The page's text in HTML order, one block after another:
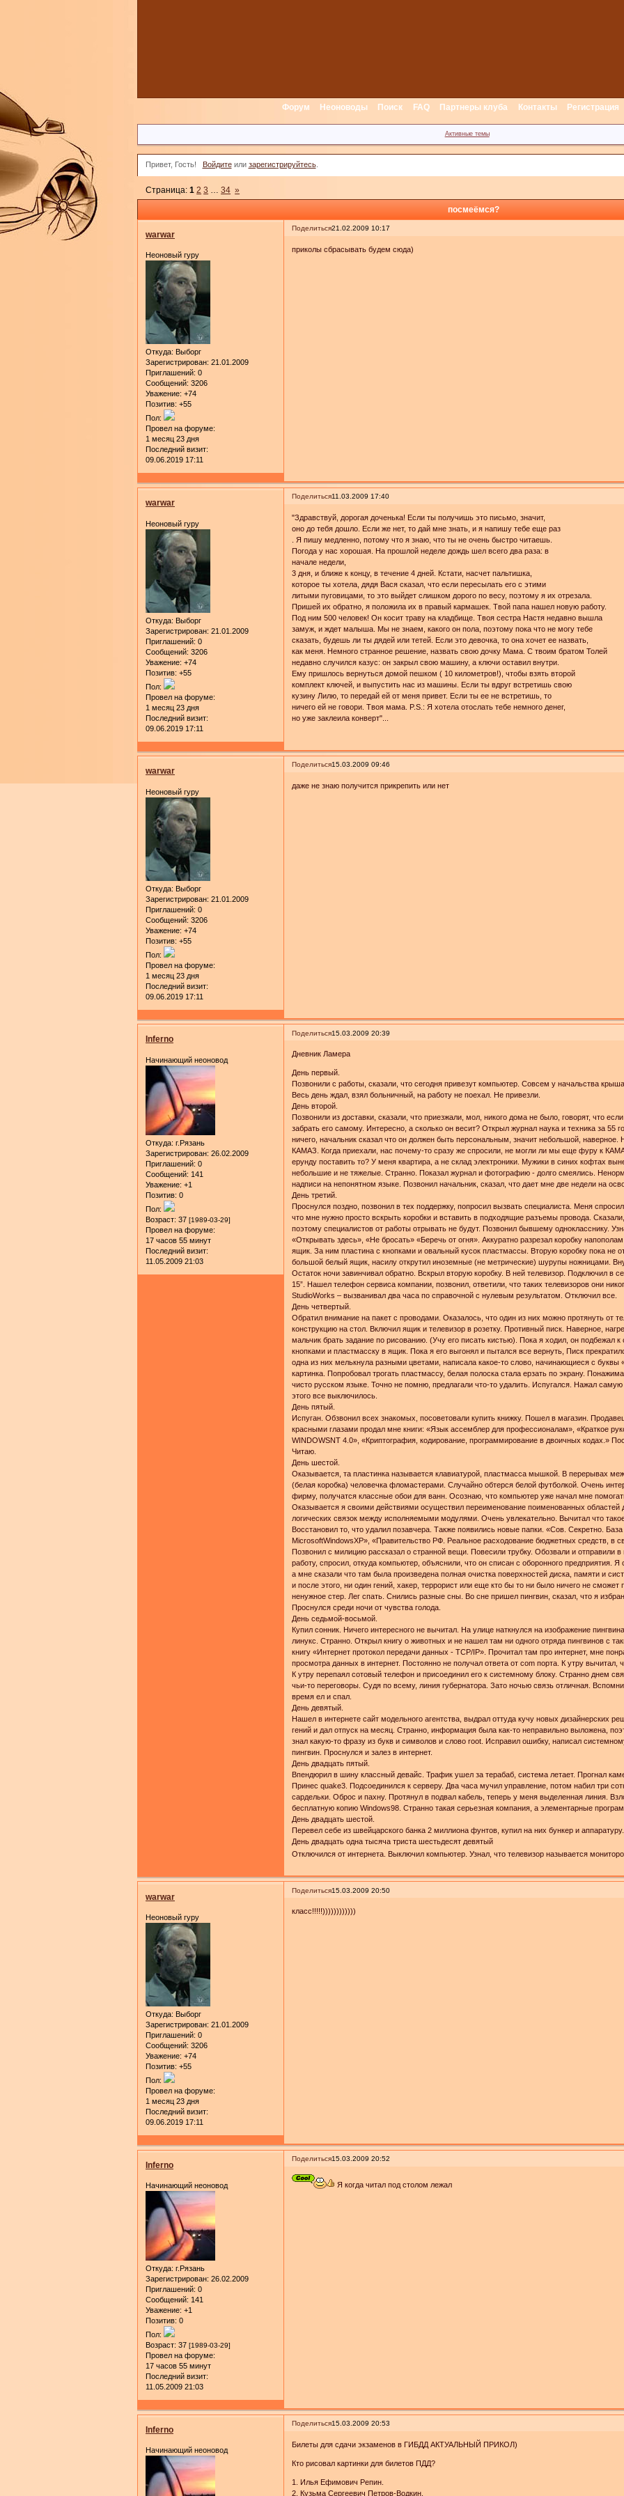
Форум Неоноводы Поиск FAQ Партнеры клуба Контакты Регистрация
Активные темы
Привет, Гость! Войдитеили зарегистрируйтесь.
посмеёмся?
Страница:1 2 3 … 34 »
Поделиться21.02.2009 10:17
warwar
Неоновый гуру
Откуда: Выборг
Зарегистрирован: 21.01.2009
Приглашений: 0
Сообщений: 3206
Уважение: +74
Позитив: +55
Пол:
Провел на форуме:
1 месяц 23 дня
Последний визит:
09.06.2019 17:11
приколы сбрасывать будем сюда)
Поделиться11.03.2009 17:40
warwar
Неоновый гуру
Откуда: Выборг
Зарегистрирован: 21.01.2009
Приглашений: 0
Сообщений: 3206
Уважение: +74
Позитив: +55
Пол:
Провел на форуме:
1 месяц 23 дня
Последний визит:
09.06.2019 17:11
"Здравствуй, дорогая доченька! Если ты получишь это письмо, значит,
оно до тебя дошло. Если же нет, то дай мне знать, и я напишу тебе ещe раз
. Я пишу медленно, потому что я знаю, что ты не очень быстро читаешь.
Погода у нас хорошая. На прошлой неделе дождь шел всего два раза: в
начале недели,
3 дня, и ближе к концу, в течение 4 дней. Кстати, насчет пальтишка,
которое ты хотела, дядя Вася сказал, что если пересылать его с этими
литыми пуговицами, то это выйдет слишком дорого по весу, поэтому я их отрезала.
Пришей их обратно, я положила их в правый кармашек. Твой папа нашeл новую работу.
Под ним 500 человек! Он косит траву на кладбище. Твоя сестра Настя недавно вышла
замуж, и ждет малыша. Мы не знаем, какого он пола, поэтому пока что не могу тебе
сказать, будешь ли ты дядей или тeтей. Если это девочка, то она хочет еe назвать,
как меня. Немного странное решение, назвать свою дочку Мама. С твоим братом Толей
недавно случился казус: он закрыл свою машину, а ключи оставил внутри.
Ему пришлось вернуться домой пешком ( 10 километров!), чтобы взять второй
комплект ключей, и выпустить нас из машины. Если ты вдруг встретишь свою
кузину Лилю, то передай ей от меня привет. Eсли ты еe не встретишь, то
ничего ей не говори. Твоя мама. P.S.: Я хотела отослать тебе немного денег,
но уже заклеила конверт"...
Поделиться15.03.2009 09:46
warwar
Неоновый гуру
Откуда: Выборг
Зарегистрирован: 21.01.2009
Приглашений: 0
Сообщений: 3206
Уважение: +74
Позитив: +55
Пол:
Провел на форуме:
1 месяц 23 дня
Последний визит:
09.06.2019 17:11
даже не знаю получится прикрепить или нет
Поделиться15.03.2009 20:39
Inferno
Начинающий неоновод
Откуда: г.Рязань
Зарегистрирован: 26.02.2009
Приглашений: 0
Сообщений: 141
Уважение: +1
Позитив: 0
Пол:
Возраст: 37 [1989-03-29]
Провел на форуме:
17 часов 55 минут
Последний визит:
11.05.2009 21:03
Дневник Ламера
День первый.
Позвонили с работы, сказали, что сегодня привезут компьютер. Совсем у начальства
Весь день ждал, взял больничный, на работу не поехал. Не привезли.
День второй.
Позвонили из доставки, сказали, что приезжали, мол, никого дома не было, говорят, что
забрать его самому. Интересно, а сколько он весит? Открыл журнал наука и техника за
ничего, начальник сказал что он должен быть персональным, значит небольшой, наверное.
КАМАЗ. Когда приехали, нас почему-то сразу же спросили, не могли ли мы еще фуру к
ерунду поставить то? У меня квартира, а не склад электроники. Мужики в синих кофтах
небольшие и не тяжелые. Странно. Показал журнал и фотографию - долго смеялись.
надписи на непонятном языке. Позвонил начальник, сказал, что дает мне две недели на
День третий.
Проснулся поздно, позвонил в тех поддержку, попросил вызвать специалиста. Меня
что мне нужно просто вскрыть коробки и вставить в подходящие разъемы провода.
поэтому специалистов от работы отрывать не будут. Позвонил бывшему однокласснику.
«Открывать здесь», «Не бросать» «Беречь от огня». Аккуратно разрезал коробку
ящик. За ним пластина с кнопками и овальный кусок пластмассы. Вторую коробку пока не
большой белый ящик, насилу открутил иноземные (не метрические) шурупы ножницами.
Остаток ночи завинчивал обратно. Вскрыл вторую коробку. В ней телевизор. Подключил в
15”. Нашел телефон сервиса компании, позвонил, ответили, что таких телевизоров они
StudioWorks – вызванивал два часа по справочной с нулевым результатом. Отключил все.
День четвертый.
Обратил внимание на пакет с проводами. Оказалось, что один из них можно протянуть от
конструкцию на стол. Включил ящик и телевизор в розетку. Противный писк. Наверное,
мальчик брать задание по рисованию. (Учу его писать кистью). Пока я ходил, он подбежал к
кнопками и пластмасску в ящик. Пока я его выгонял и пытался все вернуть, Писк
одна из них мелькнула разными цветами, написала какое-то слово, начинающиеся с буквы
картинка. Попробовал трогать пластмассу, белая полоска стала ерзать по экрану.
чисто русском языке. Точно не помню, предлагали что-то удалить. Испугался. Нажал
этого все выключилось.
День пятый.
Испуган. Обзвонил всех знакомых, посоветовали купить книжку. Пошел в магазин.
красными глазами продал мне книги: «Язык ассемблер для профессионалам», «Краткое
WINDOWSNT 4.0», «Криптография, кодирование, программирование в двоичных кодах.»
Читаю.
День шестой.
Оказывается, та пластинка называется клавиатурой, пластмасса мышкой. В перерывах
(белая коробка) человечка фломастерами. Случайно обтерся белой футболкой. Очень
фирму, получатся классные обои для ванн. Осознаю, что компьютер уже начал мне
Оказывается я своими действиями осуществил переименование поименованных областей
логических связок между исполняемыми модулями. Очень увлекательно. Вычитал что
Восстановил то, что удалил позавчера. Также появились новые папки. «Сов. Секретно.
MicrosoftWindowsXP», «Правительство РФ. Реальное расходование бюджетных средств, в
Позвонил с милицию рассказал о странной вещи. Повесили трубку. Обозвали и отправили
работу, спросил, откуда компьютер, объяснили, что он списан с оборонного предприятия.
а мне сказали что там была произведена полная очистка поверхностей диска, памяти и
и после этого, ни один гений, хакер, террорист или еще кто бы то ни было ничего не
ненужное стер. Лег спать. Снились разные сны. Во сне пришел пингвин, сказал, что я
Проснулся среди ночи от чувства голода.
День седьмой-восьмой.
Купил сонник. Ничего интересного не вычитал. На улице наткнулся на изображение
линукс. Странно. Открыл книгу о животных и не нашел там ни одного отряда пингвинов с
книгу «Интернет протокол передачи данных - TCP/IP». Прочитал там про интернет, мне
просмотра данных в интернет. Постоянно не получал ответа от com порта. К утру
К утру перепаял сотовый телефон и присоединил его к системному блоку. Странно днем
чьи-то переговоры. Судя по всему, линия губернатора. Зато ночью связь отличная.
время ел и спал.
День девятый.
Нашел в интернете сайт модельного агентства, выдрал оттуда кучу новых дизайнерских
гений и дал отпуск на месяц. Странно, информация была как-то неправильно выложена,
знал какую-то фразу из букв и символов и слово root. Исправил ошибку, написал
пингвин. Проснулся и залез в интернет.
День двадцать пятый.
Впендюрил в шину классный девайс. Трафик ушел за терабаб, система летает. Прогнал
Принес quake3. Подсоединился к серверу. Два часа мучил управление, потом набил три
сардельки. Оброс и пахну. Протянул в подвал кабель, теперь у меня выделенная линия.
бесплатную копию Windows98. Странно такая серьезная компания, а элементарные
День двадцать шестой.
Перевел себе из швейцарского банка 2 миллиона фунтов, купил на них бункер и
День двадцать одна тысяча триста шестьдесят девятый
Отключился от интернета. Выключил компьютер. Узнал, что телевизор называется
Поделиться15.03.2009 20:50
warwar
Неоновый гуру
Откуда: Выборг
Зарегистрирован: 21.01.2009
Приглашений: 0
Сообщений: 3206
Уважение: +74
Позитив: +55
Пол:
Провел на форуме:
1 месяц 23 дня
Последний визит:
09.06.2019 17:11
класс!!!!!))))))))))))
Поделиться15.03.2009 20:52
Inferno
Начинающий неоновод
Откуда: г.Рязань
Зарегистрирован: 26.02.2009
Приглашений: 0
Сообщений: 141
Уважение: +1
Позитив: 0
Пол:
Возраст: 37 [1989-03-29]
Провел на форуме:
17 часов 55 минут
Последний визит:
11.05.2009 21:03
Я когда читал под столом лежал
Поделиться15.03.2009 20:53
Inferno
Начинающий неоновод
Билеты для сдачи экзаменов в ГИБДД АКТУАЛЬНЫЙ ПРИКОЛ)
Кто рисовал картинки для билетов ПДД?
1. Илья Ефимович Репин.
2. Кузьма Сергеевич Петров-Водкин.